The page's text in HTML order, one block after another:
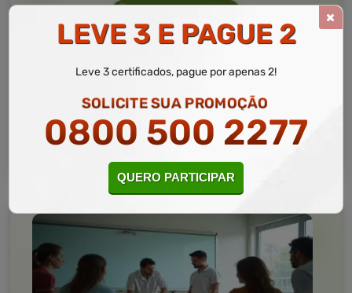
Introdução em Agente de Combate Às Endemias
MATRICULAR AGORA
LEVE 3 E PAGUE 2
Leve 3 certificados, pague por apenas 2!
SOLICITE SUA PROMOÇÃO
0800 500 2277
QUERO PARTICIPAR